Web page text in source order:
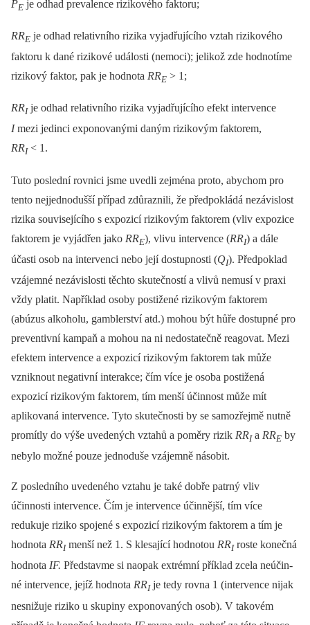
PE je odhad prevalence rizikového faktoru;
RRE je odhad relativního rizika vyjadřujícího vztah rizikového
faktoru k dané rizikové události (nemoci); jelikož zde hodnotíme
rizikový faktor, pak je hodnota RRE > 1;
RRIje odhad relativního rizika vyjadřujícího efekt intervence
Imezi jedinci exponovanými daným rizikovým faktorem,
RRI< 1.
Tuto poslední rovnici jsme uvedli zejména proto, abychom pro
tento nejjednodušší případ zdůraznili, že předpokládá nezávislost
rizika souvisejícího s expozicí rizikovým faktorem (vliv expozice
faktorem je vyjádřen jako RRE), vlivu intervence (RRI) a dále
účasti osob na intervenci nebo její dostupnosti (QI). Předpoklad
vzájemné nezávislosti těchto skutečností a vlivů nemusí v praxi
vždy platit. Například osoby postižené rizikovým faktorem
(abúzus alkoholu, gamblerství atd.) mohou být hůře dostupné pro
preventivní kampaň a mohou na ni nedostatečně reagovat. Mezi
efektem intervence a expozicí rizikovým faktorem tak může
vzniknout negativní interakce; čím více je osoba postižená
expozicí rizikovým faktorem, tím menší účinnost může mít
aplikovaná intervence. Tyto skutečnosti by se samozřejmě nutně
promítly do výše uvedených vztahů a poměry rizik RRIa RRE by
nebylo možné pouze jednoduše vzájemně násobit.
Z posledního uvedeného vztahu je také dobře patrný vliv
účinnosti intervence. Čím je intervence účin­nější, tím více
redukuje riziko spojené s expozicí rizikovým faktorem a tím je
hodnota RRI menší než 1. S klesající hodnotou RRI roste konečná
hodnota IF. Představme si naopak extrémní příklad zcela neúčin­
né intervence, jejíž hodnota RRIje tedy rovna 1 (intervence nijak
nesnižuje riziko u skupiny exponovaných osob). V takovém